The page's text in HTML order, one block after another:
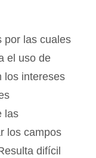
por las cuales
el uso de
los intereses
las
los campos
difícil